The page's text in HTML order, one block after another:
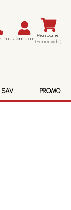
nousConnexion Mon panier
(Panier vide)
SAV PROMO